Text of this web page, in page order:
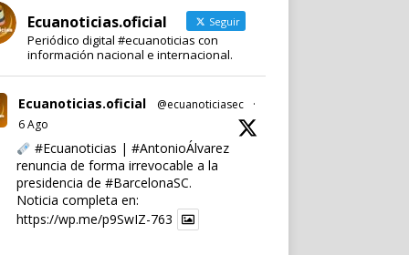
Ecuanoticias.oficial Seguir
Periódico digital #ecuanoticias con
información nacional e internacional.
Ecuanoticias.oficial @ecuanoticiasec
·
6 Ago
#Ecuanoticias | #AntonioÁlvarez
renuncia de forma irrevocable a la
presidencia de #BarcelonaSC.
Noticia completa en:
https://wp.me/p9SwIZ-763